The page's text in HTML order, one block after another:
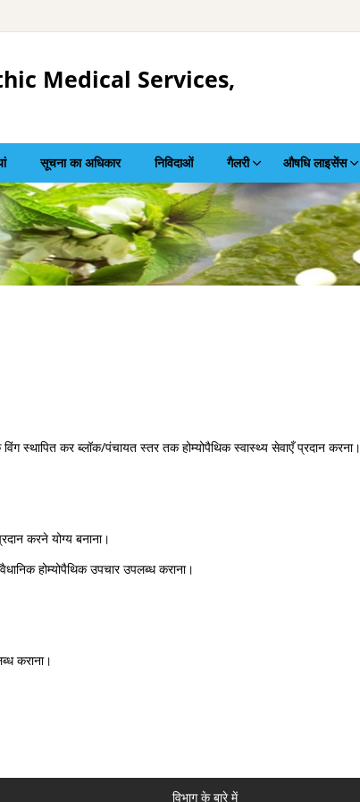
Medical Services,
सूचना का अधिकार निविदाओं गैलरी औषधि लाइसेंस
स्थापित कर ब्लॉक/पंचायत स्तर तक होम्योपैथिक स्वास्थ्य सेवाएँ प्रदान करना।
करने योग्य बनाना।
होम्योपैथिक उपचार उपलब्ध कराना।
कराना।
विभाग के बारे में